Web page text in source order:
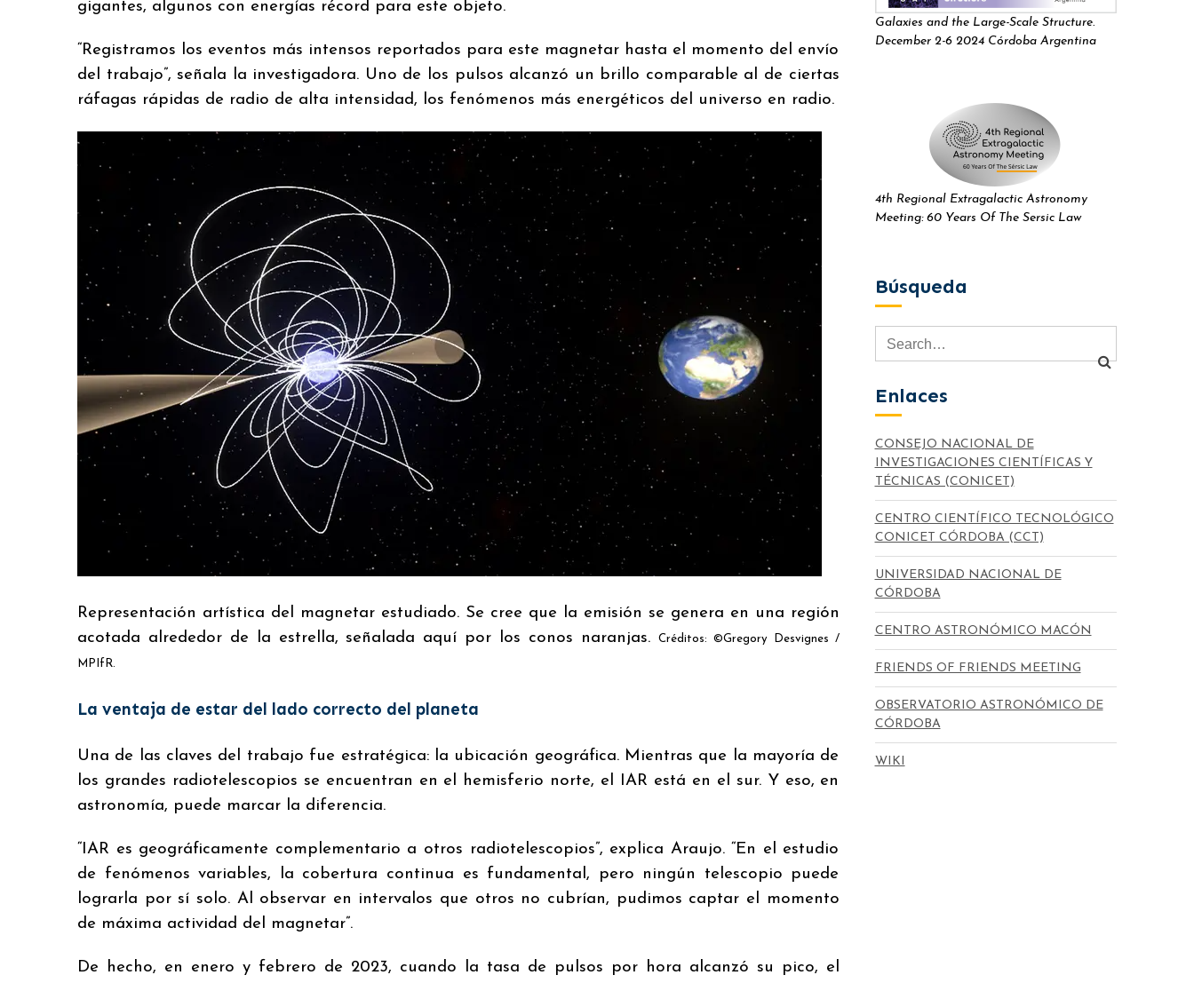
gigantes, algunos con energías récord para este objeto.
“Registramos los eventos más intensos reportados para este magnetar hasta el momento del envío
del trabajo”, señala la investigadora. Uno de los pulsos alcanzó un brillo comparable al de ciertas
ráfagas rápidas de radio de alta intensidad, los fenómenos más energéticos del universo en radio.
Representación artística del magnetar estudiado. Se cree que la emisión se genera en una región
acotada alrededor de la estrella, señalada aquí por los conos naranjas.
Créditos: ©Gregory Desvignes /
MPIfR.
La ventaja de estar del lado correcto del planeta
Una de las claves del trabajo fue estratégica: la ubicación geográfica. Mientras que la mayoría de
los grandes radiotelescopios se encuentran en el hemisferio norte, el IAR está en el sur. Y eso, en
astronomía, puede marcar la diferencia.
“IAR es geográficamente complementario a otros radiotelescopios”, explica Araujo. “En el estudio
de fenómenos variables, la cobertura continua es fundamental, pero ningún telescopio puede
lograrla por sí solo. Al observar en intervalos que otros no cubrían, pudimos captar el momento
de máxima actividad del magnetar”.
De hecho, en enero y febrero de 2023, cuando la tasa de pulsos por hora alcanzó su pico, el
Galaxies and the Large-Scale Structure.
December 2-6 2024 Córdoba Argentina
4th Regional Extragalactic Astronomy
Meeting: 60 Years Of The Sersic Law
Búsqueda
Enlaces
CONSEJO NACIONAL DE
INVESTIGACIONES CIENTÍFICAS Y
TÉCNICAS (CONICET)
CENTRO CIENTÍFICO TECNOLÓGICO
CONICET CÓRDOBA (CCT)
UNIVERSIDAD NACIONAL DE
CÓRDOBA
CENTRO ASTRONÓMICO MACÓN
FRIENDS OF FRIENDS MEETING
OBSERVATORIO ASTRONÓMICO DE
CÓRDOBA
WIKI